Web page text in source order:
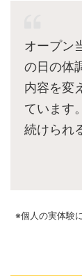
オープン
の日の体
内容を変
ています
続けられ
※個人の実体験